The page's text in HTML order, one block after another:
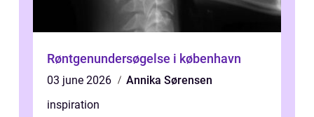
Røntgenundersøgelse i københavn
03 june 2026
Annika Sørensen
inspiration